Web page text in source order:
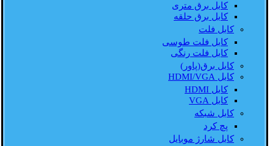
کابل برق متری
کابل برق حلقه
کابل فلت
کابل فلت طوسی
کابل فلت رنگی
کابل برق(پاور)
کابل HDMI/VGA
کابل HDMI
کابل VGA
کابل شبکه
پچ کرد
کابل شارژ موبایل